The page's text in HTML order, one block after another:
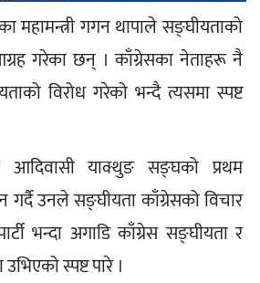
महामन्त्री गगन थापाले सङ्घीयताको
गरेका छन् । काँग्रेसका नेताहरू नै
विरोध गरेको भन्दै त्यसमा स्पष्ट
आदिवासी याक्थुङ सङ्घको प्रथम
गर्दै उनले सङ्घीयता काँग्रेसको विचार
भन्दा अगाडि काँग्रेस सङ्घीयता र
स्पष्ट पारे ।